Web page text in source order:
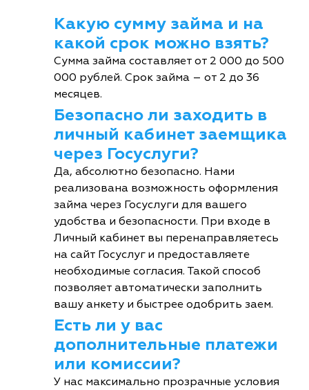
Какую сумму займа и на
какой срок можно взять?
Сумма займа составляет от 2 000 до 500
000 рублей. Срок займа – от 2 до 36
месяцев.
Безопасно ли заходить в
личный кабинет заемщика
через Госуслуги?
Да, абсолютно безопасно. Нами
реализована возможность оформления
займа через Госуслуги для вашего
удобства и безопасности. При входе в
Личный кабинет вы перенаправляетесь
на сайт Госуслуг и предоставляете
необходимые согласия. Такой способ
позволяет автоматически заполнить
вашу анкету и быстрее одобрить заем.
Есть ли у вас
дополнительные платежи
или комиссии?
У нас максимально прозрачные условия